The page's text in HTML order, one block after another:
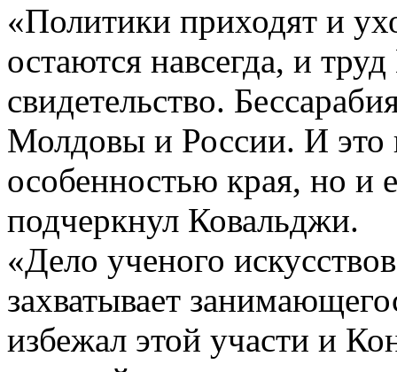
«Политики приходят и
остаются навсегда, и
свидетельство.
Молдовы и России. И это
особенностью края, но
подчеркнул Ковальджи.
«Дело ученого
захватывает
избежал этой участи и